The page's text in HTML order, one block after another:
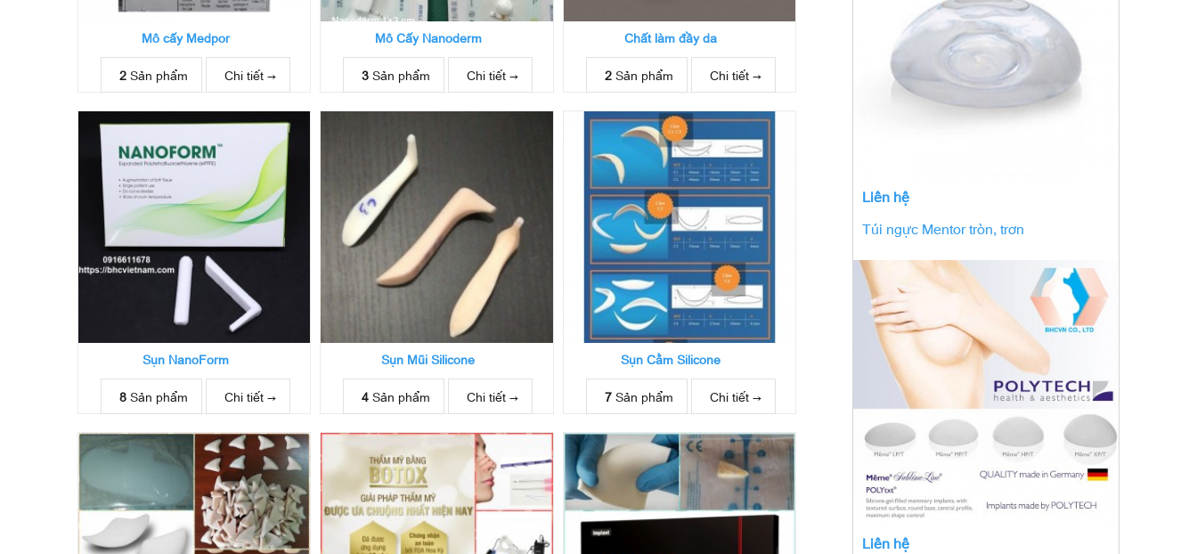
Mô cấy Medpor
2 Sản phẩm Chi tiết →
Mô Cấy Nanoderm
3 Sản phẩm Chi tiết →
Chất làm đầy da
2Sản phẩm Chi tiết →
Sụn NanoForm
8 Sản phẩm Chi tiết →
Sụn Mũi Silicone
4 Sản phẩm Chi tiết →
Sụn Cằm Silicone
7Sản phẩm Chi tiết →
Liên hệ
Túi ngực Mentor tròn, trơn
Liên hệ